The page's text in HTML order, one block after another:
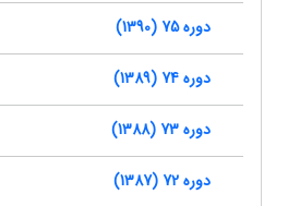
دوره 75 (1390)
دوره 74 (1389)
دوره 73 (1388)
دوره 72 (1387)